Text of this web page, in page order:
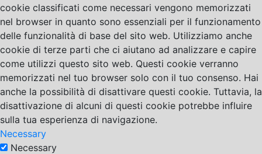
cookie classificati come necessari vengono memorizzati
nel browser in quanto sono essenziali per il funzionamento
delle funzionalità di base del sito web. Utilizziamo anche
cookie di terze parti che ci aiutano ad analizzare e capire
come utilizzi questo sito web. Questi cookie verranno
memorizzati nel tuo browser solo con il tuo consenso. Hai
anche la possibilità di disattivare questi cookie. Tuttavia, la
disattivazione di alcuni di questi cookie potrebbe influire
sulla tua esperienza di navigazione.
Necessary
Necessary